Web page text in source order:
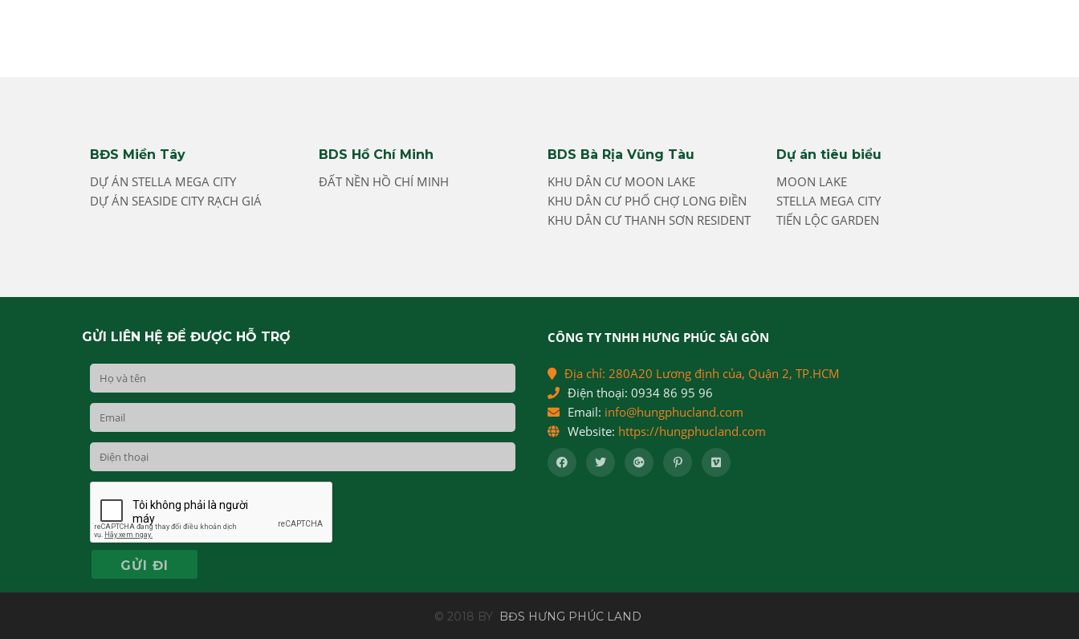
BĐS Miền Tây
DỰ ÁN STELLA MEGA CITY
DỰ ÁN SEASIDE CITY RẠCH GIÁ
BDS Hồ Chí Minh
ĐẤT NỀN HỒ CHÍ MINH
BDS Bà Rịa Vũng Tàu
KHU DÂN CƯ MOON LAKE
KHU DÂN CƯ PHỐ CHỢ LONG ĐIỀN
KHU DÂN CƯ THANH SƠN RESIDENT
Dự án tiêu biểu
MOON LAKE
STELLA MEGA CITY
TIẾN LỘC GARDEN
GỬI LIÊN HỆ ĐỂ ĐƯỢC HỖ TRỢ CÔNG TY TNHH HƯNG PHÚC SÀI GÒN
Địa chỉ: 280A20 Lương định của, Quận 2, TP.HCM
Điện thoại: 0934 86 95 96
Email: info@hungphucland.com
Website: https://hungphucland.com
© 2018 BY BĐS HƯNG PHÚC LAND